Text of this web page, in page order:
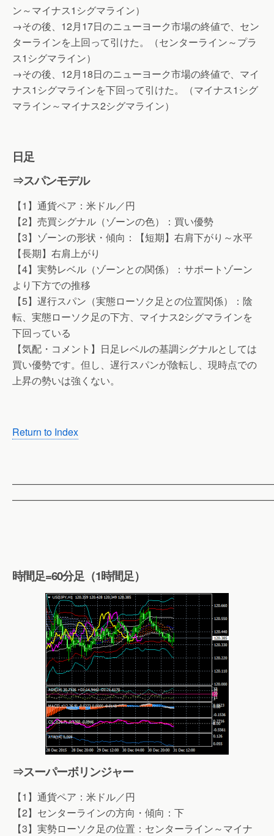
ン～マイナス1シグマライン）
→その後、12月17日のニューヨーク市場の終値で、セン
ターラインを上回って引けた。（センターライン～プラ
ス1シグマライン）
→その後、12月18日のニューヨーク市場の終値で、マイ
ナス1シグマラインを下回って引けた。（マイナス1シグ
マライン～マイナス2シグマライン）
日足
⇒スパンモデル
【1】通貨ペア：米ドル／円
【2】売買シグナル（ゾーンの色）：買い優勢
【3】ゾーンの形状・傾向：【短期】右肩下がり～水平
【長期】右肩上がり
【4】実勢レベル（ゾーンとの関係）：サポートゾーン
より下方での推移
【5】遅行スパン（実態ローソク足との位置関係）：陰
転、実態ローソク足の下方、マイナス2シグマラインを
下回っている
【気配・コメント】日足レベルの基調シグナルとしては
買い優勢です。但し、遅行スパンが陰転し、現時点での
上昇の勢いは強くない。
Return to Index
時間足=60分足（1時間足）
⇒スーパーボリンジャー
【1】通貨ペア：米ドル／円
【2】センターラインの方向・傾向：下
【3】実勢ローソク足の位置：センターライン～マイナ